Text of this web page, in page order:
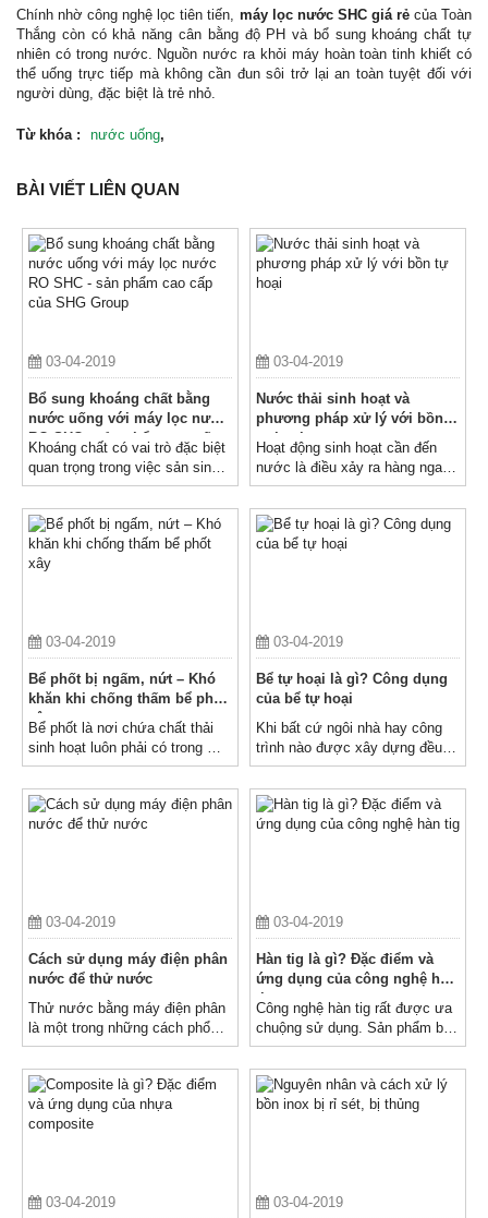
Chính nhờ công nghệ lọc tiên tiến, máy lọc nước SHC giá rẻ của Toàn
Thắng còn có khả năng cân bằng độ PH và bổ sung khoáng chất tự
nhiên có trong nước. Nguồn nước ra khỏi máy hoàn toàn tinh khiết có
thể uống trực tiếp mà không cần đun sôi trở lại an toàn tuyệt đối với
người dùng, đặc biệt là trẻ nhỏ.
Từ khóa : nước uống,
BÀI VIẾT LIÊN QUAN
03-04-2019
Bổ sung khoáng chất bằng
nước uống với máy lọc nước
RO SHC - sản phẩm cao cấp
của SHG Group
Khoáng chất có vai trò đặc biệt
quan trọng trong việc sản sinh
năng lượng, duy trì các hoạt
động sống của cơ thể. Những
khoáng chất tối cần thiết cho
cơ thể bao gồm: Sắt, canxi,
photpho, maggie, mangan,iot...
03-04-2019
Nước thải sinh hoạt và
phương pháp xử lý với bồn
tự hoại
Hoạt động sinh hoạt cần đến
nước là điều xảy ra hàng ngay
và không thể thiếu đối với con
người
03-04-2019
Bể phốt bị ngấm, nứt – Khó
khăn khi chống thấm bể phốt
xây
Bể phốt là nơi chứa chất thải
sinh hoạt luôn phải có trong mỗi
công trình, căn hộ
03-04-2019
Bể tự hoại là gì? Công dụng
của bể tự hoại
Khi bất cứ ngôi nhà hay công
trình nào được xây dựng đều
xuất hiện một hạng mục đó là
bể tự hoại
03-04-2019
Cách sử dụng máy điện phân
nước để thử nước
Thử nước bằng máy điện phân
là một trong những cách phổ
biến được nhiều người áp dụng
do dễ dàng thực hiện ngay tại
nhà và không tốn kém nhiều chi
phí
03-04-2019
Hàn tig là gì? Đặc điểm và
ứng dụng của công nghệ hàn
tig
Công nghệ hàn tig rất được ưa
chuộng sử dụng. Sản phẩm bồn
inox công nghiệp của Toàn
Thắng cũng sử dụng phương
pháp hàn này
03-04-2019 03-04-2019